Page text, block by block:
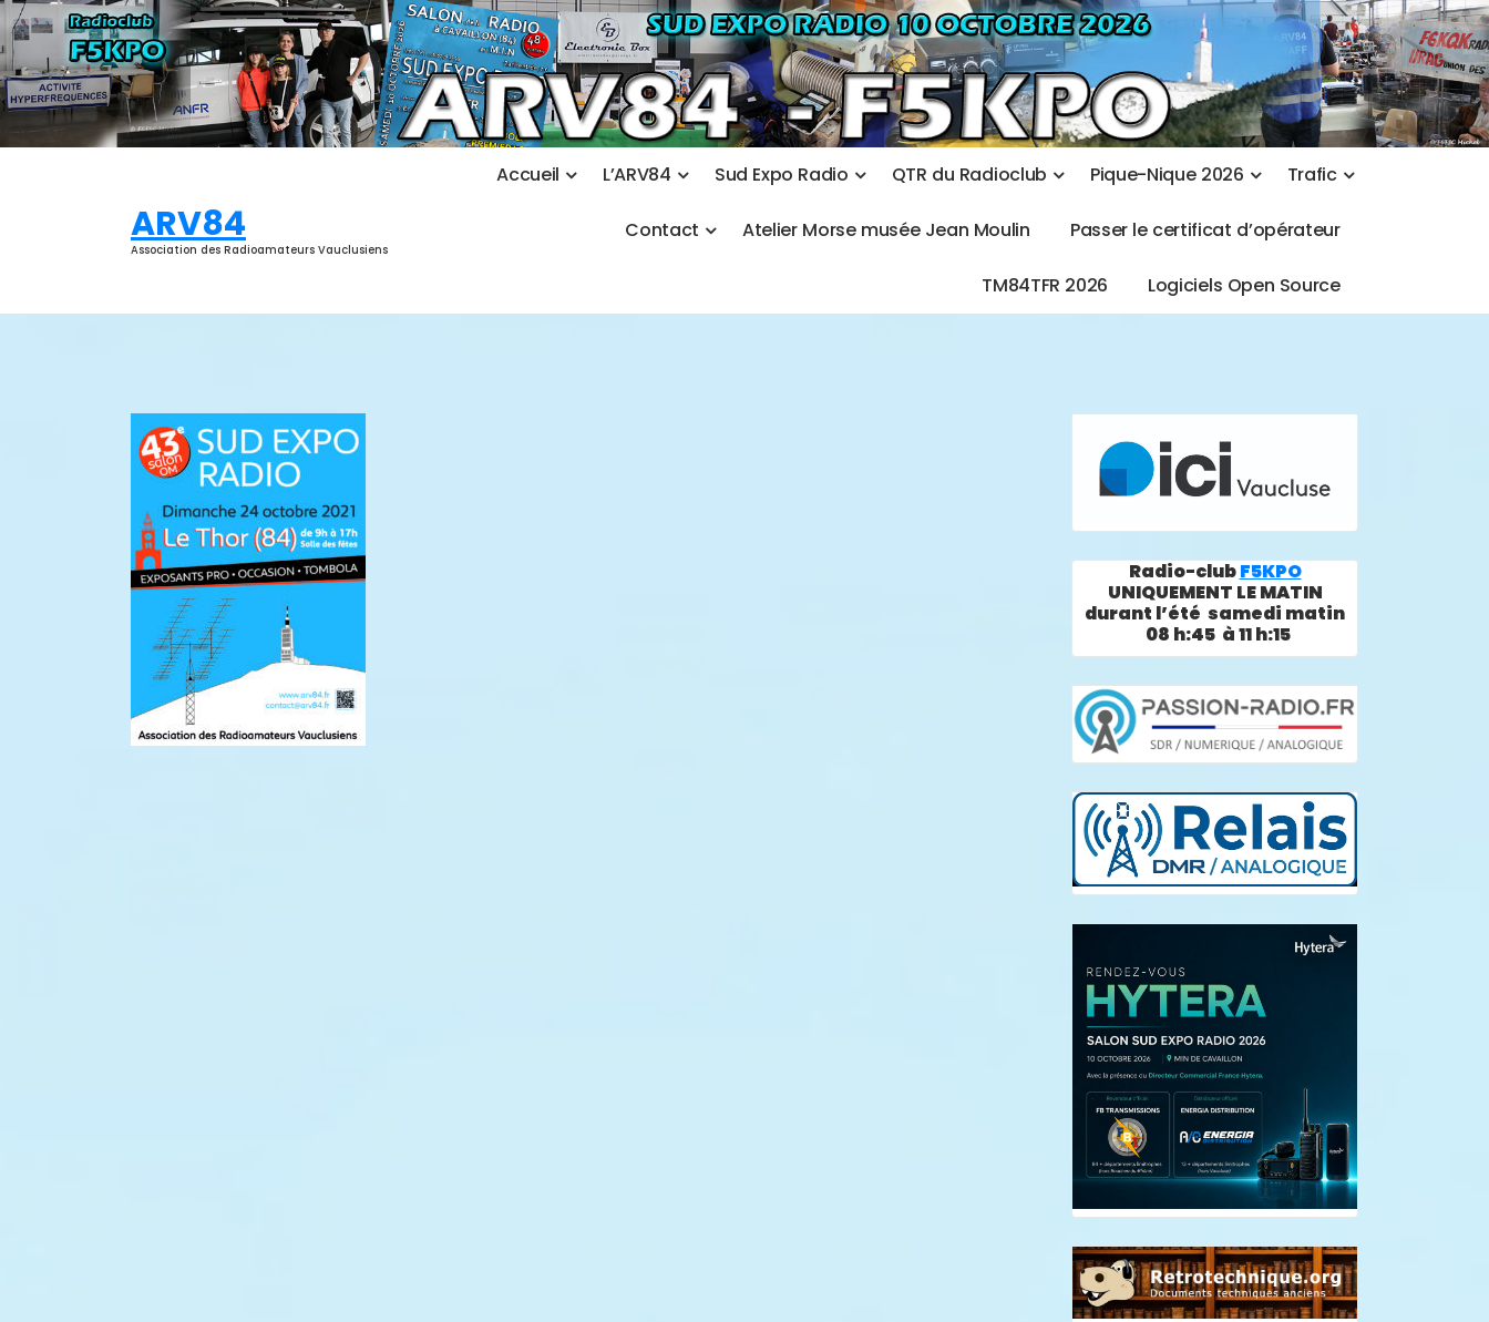
Aller
au
contenu
ARV84
Association des Radioamateurs Vauclusiens
Accueil L’ARV84 Sud Expo Radio QTR du Radioclub Pique-Nique 2026 Trafic
Contact Atelier Morse musée Jean Moulin Passer le certificat d’opérateur
TM84TFR 2026 Logiciels Open Source
Radio-clubF5KPO
UNIQUEMENT LE MATIN
durant l’été samedi matin
08 h:45 à 11 h:15